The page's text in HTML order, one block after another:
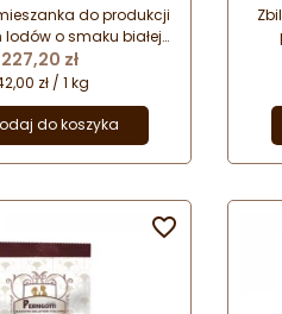
czekoladydo produkcji
o smaku białej
Przeznaczona do
metodą tradycyjną.
w odpowiednich
dokładnie wymieszać
miksera.
Cena
227,20 zł
zł / 1 kg
do koszyka
